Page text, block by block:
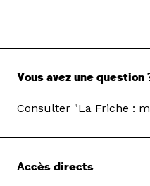
Vous avez une question
Consulter "La Friche :
Accès directs